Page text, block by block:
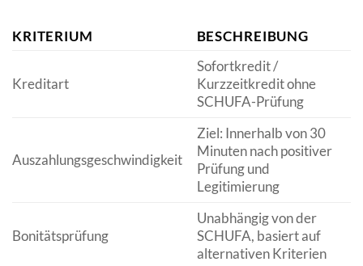
KRITERIUM BESCHREIBUNG
Kreditart
Sofortkredit /
Kurzzeitkredit ohne
SCHUFA-Prüfung
Auszahlungsgeschwindigkeit
Ziel: Innerhalb von 30
Minuten nach positiver
Prüfung und
Legitimierung
Bonitätsprüfung
Unabhängig von der
SCHUFA, basiert auf
alternativen Kriterien